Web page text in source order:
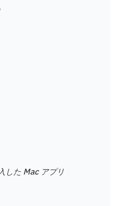
した Mac アプリ